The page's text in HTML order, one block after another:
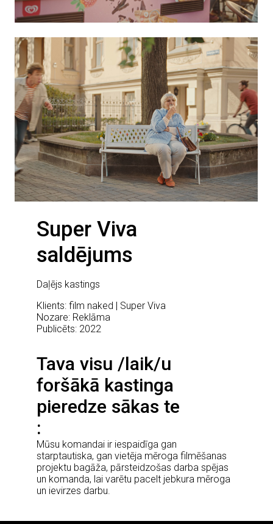
Super Viva
saldējums
Daļējs kastings
Klients: film naked | Super Viva
Nozare: Reklāma
Publicēts: 2022
Tava visu /laik/u
foršākā kastinga
pieredze sākas te
Mūsu komandai ir iespaidīga gan
starptautiska, gan vietēja mēroga filmēšanas
projektu bagāža, pārsteidzošas darba spējas
un komanda, lai varētu pacelt jebkura mēroga
un ievirzes darbu.